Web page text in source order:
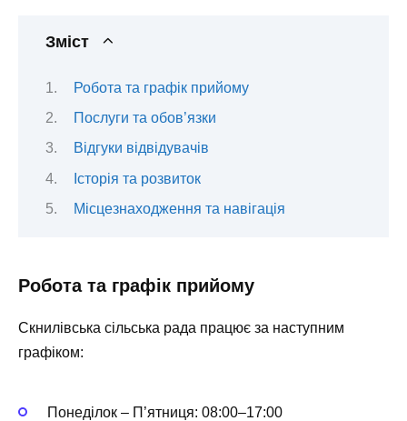
Зміст
Робота та графік прийому
Послуги та обов’язки
Відгуки відвідувачів
Історія та розвиток
Місцезнаходження та навігація
Робота та графік прийому
Скнилівська сільська рада працює за наступним
графіком:
Понеділок – П’ятниця: 08:00–17:00